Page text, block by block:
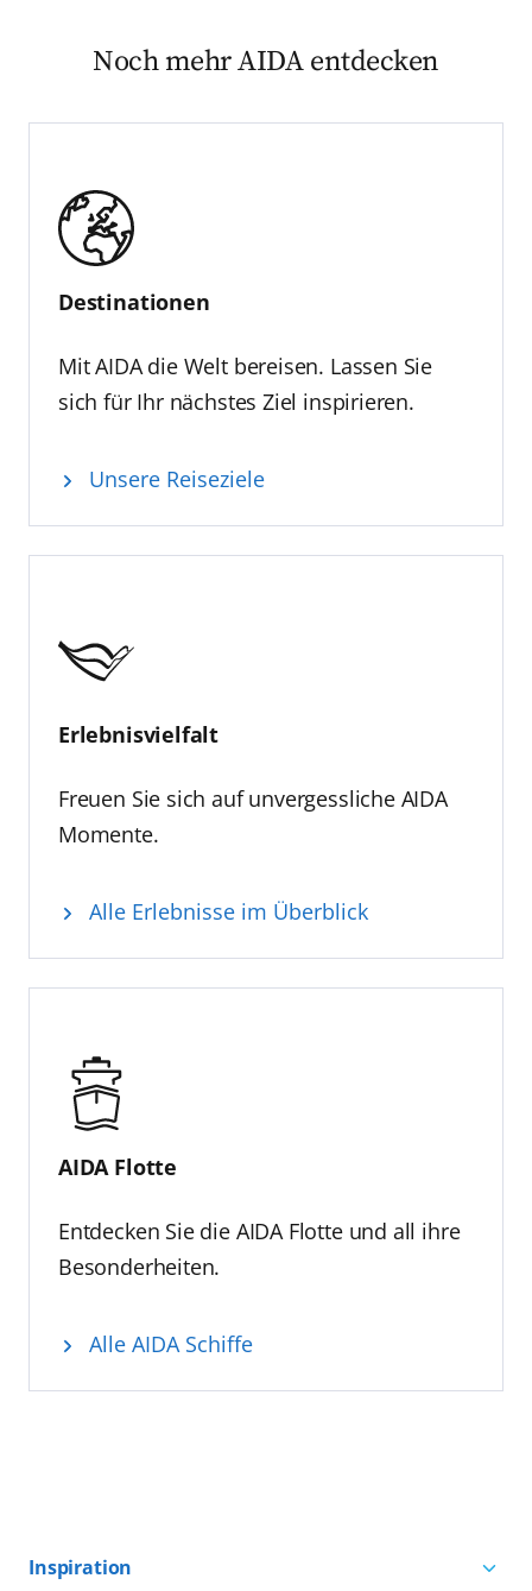
Noch mehr AIDA entdecken
Destinationen
Mit AIDA die Welt bereisen. Lassen Sie
sich für Ihr nächstes Ziel inspirieren.
Unsere Reiseziele
Erlebnisvielfalt
Freuen Sie sich auf unvergessliche AIDA
Momente.
Alle Erlebnisse im Überblick
AIDA Flotte
Entdecken Sie die AIDA Flotte und all ihre
Besonderheiten.
Alle AIDA Schiffe
Inspiration